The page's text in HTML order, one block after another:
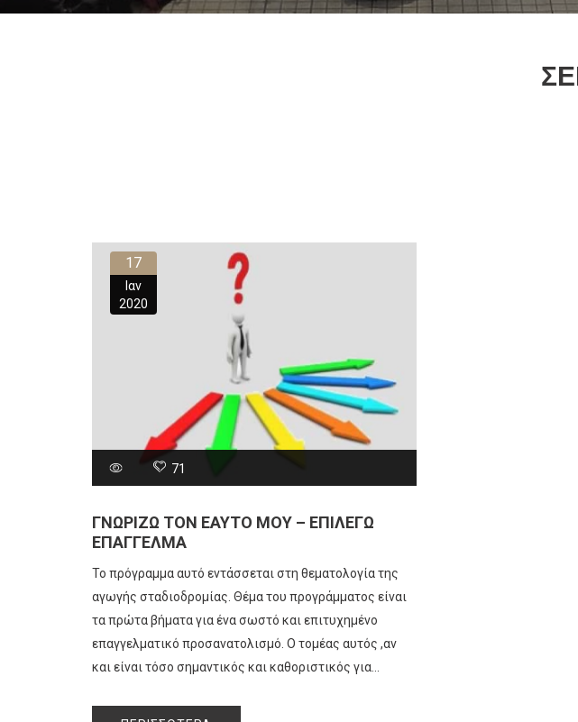
17
Ιαν
2020
71
ΓΝΩΡΙΖΩ ΤΟΝ ΕΑΥΤΟ ΜΟΥ – ΕΠΙΛΕΓΩ
ΕΠΑΓΓΕΛΜΑ
Το πρόγραμμα αυτό εντάσσεται στη θεματολογία της
αγωγής σταδιοδρομίας. Θέμα του προγράμματος είναι
τα πρώτα βήματα για ένα σωστό και επιτυχημένο
επαγγελματικό προσανατολισμό. Ο τομέας αυτός ,αν
και είναι τόσο σημαντικός και καθοριστικός για...